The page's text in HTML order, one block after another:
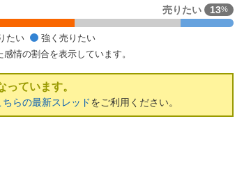
売りたい 13%
たい
強く売りたい
情の割合を表示しています。
ています。
ちらの最新スレッドをご利用ください。